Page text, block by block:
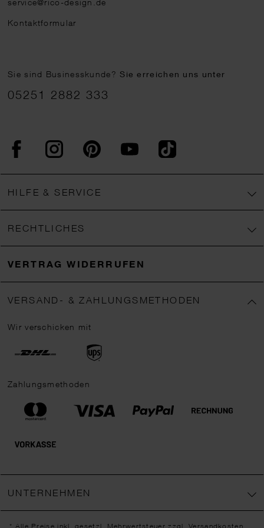
service@rico-design.de
Kontaktformular
Sie sind Businesskunde?Sie erreichen uns unter
05251 2882 333
FacebookInstagram PinterestYouTubeTikTok
HILFE & SERVICE
RECHTLICHES
VERTRAG WIDERRUFEN
VERSAND- & ZAHLUNGSMETHODEN
Wir verschicken mit
Zahlungsmethoden
UNTERNEHMEN
* Alle Preise inkl. gesetzl. Mehrwertsteuer zzgl.Versandkosten